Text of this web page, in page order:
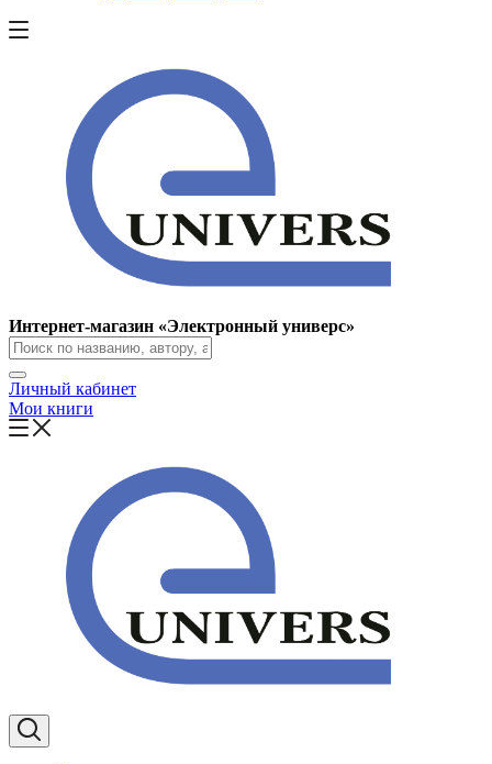
Интернет-магазин «Электронный универс»
Личный кабинет
Мои книги